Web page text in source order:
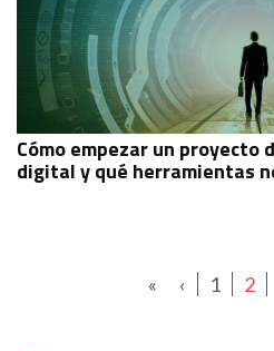
Cómo empezar un proyecto
digital y qué herramientas
« ‹ 1 2